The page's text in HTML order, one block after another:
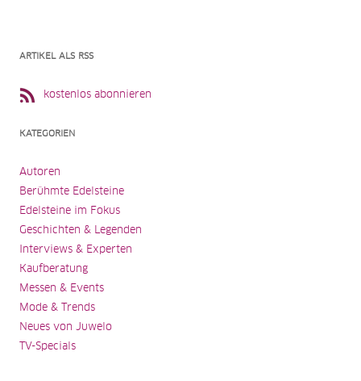
ARTIKEL ALS RSS
kostenlos abonnieren
KATEGORIEN
Autoren
Berühmte Edelsteine
Edelsteine im Fokus
Geschichten & Legenden
Interviews & Experten
Kaufberatung
Messen & Events
Mode & Trends
Neues von Juwelo
TV-Specials